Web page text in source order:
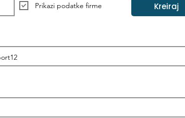
Prikazi podatke firme Kreiraj